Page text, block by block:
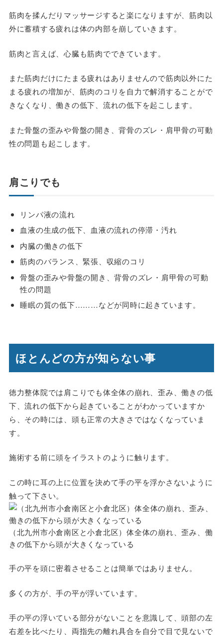
筋肉を揉んだりマッサージすると楽になりますが、筋肉以
外に蓄積する疲れは体の内部を崩していきます。
筋肉と言えば、心臓も筋肉でできています。
また筋肉だけにたまる疲れはありませんので筋肉以外にた
まる疲れの増加が、筋肉のコリを自力で解消することがで
きなくなり、働きの低下、流れの低下を起こします。
また骨盤の歪みや骨盤の開き、背骨のズレ・肩甲骨の可動
性の問題も起こします。
肩こりでも
リンパ液の流れ
血液の生成の低下、血液の流れの停滞・汚れ
内臓の働きの低下
筋肉のバランス、緊張、収縮のコリ
骨盤の歪みや骨盤の開き、背骨のズレ・肩甲骨の可動
性の問題
睡眠の質の低下………などが同時に起きています。
ほとんどの方が知らない事
徳力整体院では肩こりでも体全体の崩れ、歪み、働きの低
下、流れの低下から起きていることがわかっていますか
ら、その時には、頭も正常の大きさではなくなっていま
す。
施術する前に頭をイラストのように触ります。
この時に耳の上に位置を決めて手の平を浮かさないように
触って下さい。
（北九州市小倉南区と小倉北区）体全体の崩れ、歪み、働
きの低下から頭が大きくなっている
手の平を頭に密着させることは簡単ではありません。
多くの方が、手の平が浮いています。
手の平の浮いている部分がないことを意識して、頭部の左
右差を比べたり、両指先の離れ具合を自分で目で見ないで